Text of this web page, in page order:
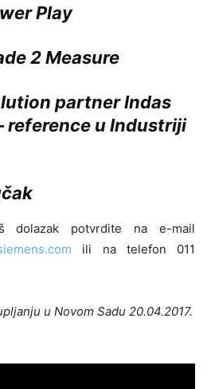
Play
2 Measure
partner Indas
reference u Industriji
dolazak potvrdite na e-mail
ili na telefon 011
u Novom Sadu 20.04.2017.